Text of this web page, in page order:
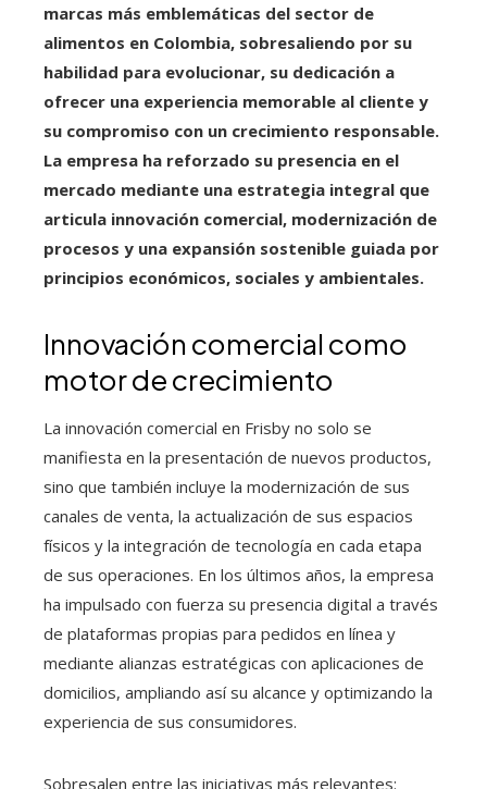
marcas más emblemáticas del sector de
alimentos en Colombia, sobresaliendo por su
habilidad para evolucionar, su dedicación a
ofrecer una experiencia memorable al cliente y
su compromiso con un crecimiento responsable.
La empresa ha reforzado su presencia en el
mercado mediante una estrategia integral que
articula innovación comercial, modernización de
procesos y una expansión sostenible guiada por
principios económicos, sociales y ambientales.
Innovación comercial como
motor de crecimiento
La innovación comercial en Frisby no solo se
manifiesta en la presentación de nuevos productos,
sino que también incluye la modernización de sus
canales de venta, la actualización de sus espacios
físicos y la integración de tecnología en cada etapa
de sus operaciones. En los últimos años, la empresa
ha impulsado con fuerza su presencia digital a través
de plataformas propias para pedidos en línea y
mediante alianzas estratégicas con aplicaciones de
domicilios, ampliando así su alcance y optimizando la
experiencia de sus consumidores.
Sobresalen entre las iniciativas más relevantes: